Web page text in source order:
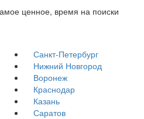
ценное, время на поиски
Санкт-Петербург
Нижний Новгород
Воронеж
Краснодар
Казань
Саратов